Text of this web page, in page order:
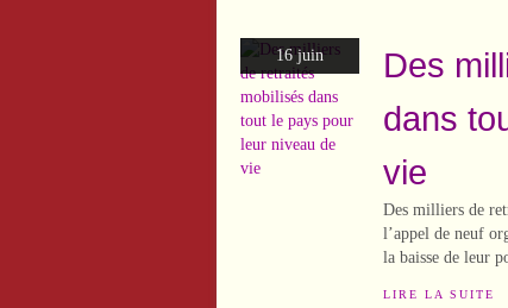
16 juin
Des
dans
vie
Des milliers de
l’appel de neuf
la baisse de leur
LIRE LA SUITE